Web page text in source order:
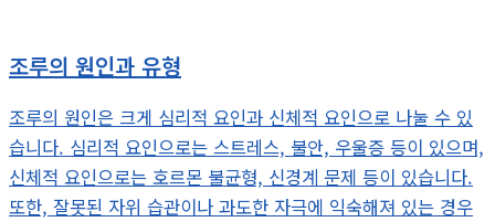
조루의 원인과 유형
조루의 원인은 크게 심리적 요인과 신체적 요인으로 나눌 수 있
습니다. 심리적 요인으로는 스트레스, 불안, 우울증 등이 있으며,
신체적 요인으로는 호르몬 불균형, 신경계 문제 등이 있습니다.
또한, 잘못된 자위 습관이나 과도한 자극에 익숙해져 있는 경우